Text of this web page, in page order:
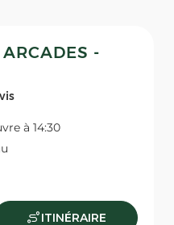
-
à 14:30
ITINÉRAIRE